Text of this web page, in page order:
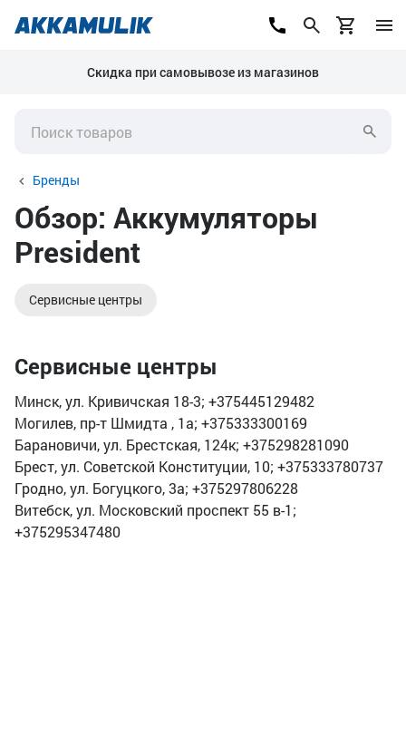
Скидка при самовывозе из магазинов
Бренды
Обзор: Аккумуляторы
President
Сервисные центры
Сервисные центры
Минск, ул. Кривичская 18-3; +375445129482
Могилев, пр-т Шмидта , 1а; +375333300169
Барановичи, ул. Брестская, 124к; +375298281090
Брест, ул. Советской Конституции, 10; +375333780737
Гродно, ул. Богуцкого, 3а; +375297806228
Витебск, ул. Московский проспект 55 в-1;
+375295347480